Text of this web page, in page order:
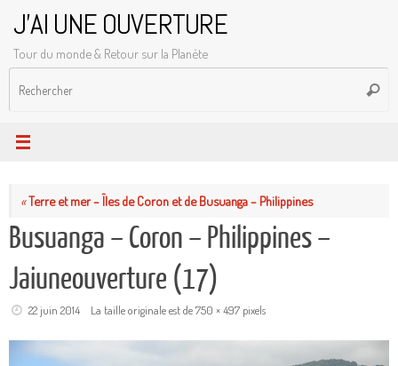
contenu
J'AI UNE OUVERTURE
Tour du monde & Retour sur la Planète
«Terre et mer – Îles de Coron et de Busuanga – Philippines
Busuanga – Coron – Philippines –
Jaiuneouverture (17)
22 juin 2014 La taille originale est de750 × 497pixels